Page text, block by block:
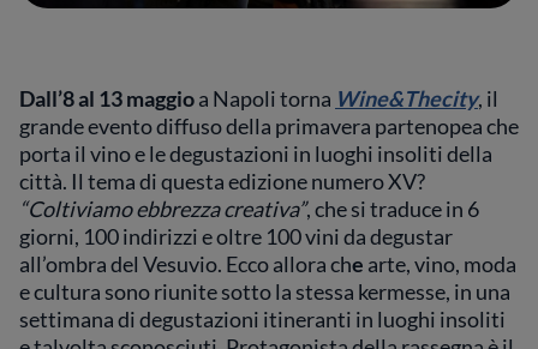
Dall’8 al 13 maggioa Napoli torna Wine&Thecity, il
grande evento diffuso della primavera partenopea che
porta il vino e le degustazioni in luoghi insoliti della
città. Il tema di questa edizione numero XV?
“Coltiviamo ebbrezza creativa”, che si traduce in 6
giorni, 100 indirizzi e oltre 100 vini da degustar
all’ombra del Vesuvio. Ecco allora che arte, vino, moda
e cultura sono riunite sotto la stessa kermesse, in una
settimana di degustazioni itineranti in luoghi insoliti